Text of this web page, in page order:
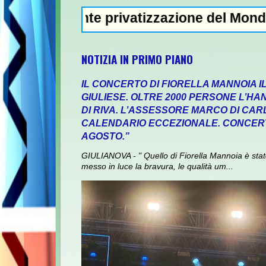
privatizzazione del Mondiale"-
NOTIZIA IN PRIMO PIANO
IL CONCERTO DI FIORELLA MANNOIA
GIULIESE. OLTRE 2000 PERSONE
DI RIVA. L’ASSESSORE MARCO DI
CALENDARIO ECCEZIONALE.
AGOSTO.”
GIULIANOVA - " Quello di Fiorella Mannoia è
messo in luce la bravura, le qualità um...